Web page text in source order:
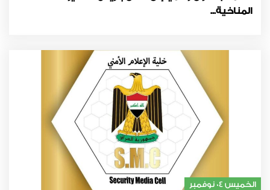
المناخية...
الخميس 04 نوفمبر